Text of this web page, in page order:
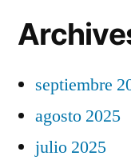
septiembre
agosto 2025
julio 2025